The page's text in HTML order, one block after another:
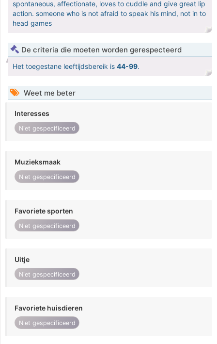
spontaneous, affectionate, loves to cuddle and give great lip
action. someone who is not afraid to speak his mind, not in to
head games
De criteria die moeten worden gerespecteerd
Het toegestane leeftijdsbereik is 44-99.
Weet me beter
Interesses
Niet gespecificeerd
Muzieksmaak
Niet gespecificeerd
Favoriete sporten
Niet gespecificeerd
Uitje
Niet gespecificeerd
Favoriete huisdieren
Niet gespecificeerd